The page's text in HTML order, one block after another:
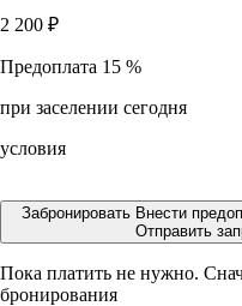
2 200 ₽
Предоплата 15 %
при заселении сегодня
условия
Забронировать Внести
Отправить
Пока платить не нужно.
бронирования